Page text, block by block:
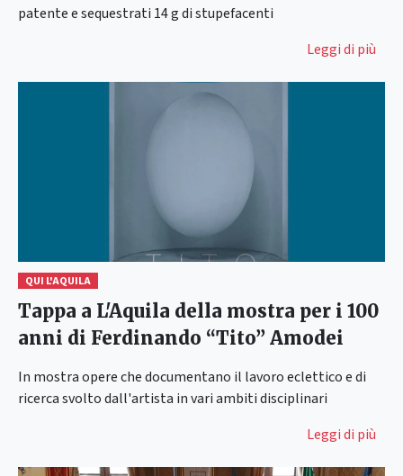
patente e sequestrati 14 g di stupefacenti
Leggi di più
QUI L'AQUILA
Tappa a L'Aquila della mostra per i 100
anni di Ferdinando “Tito” Amodei
In mostra opere che documentano il lavoro eclettico e di
ricerca svolto dall'artista in vari ambiti disciplinari
Leggi di più